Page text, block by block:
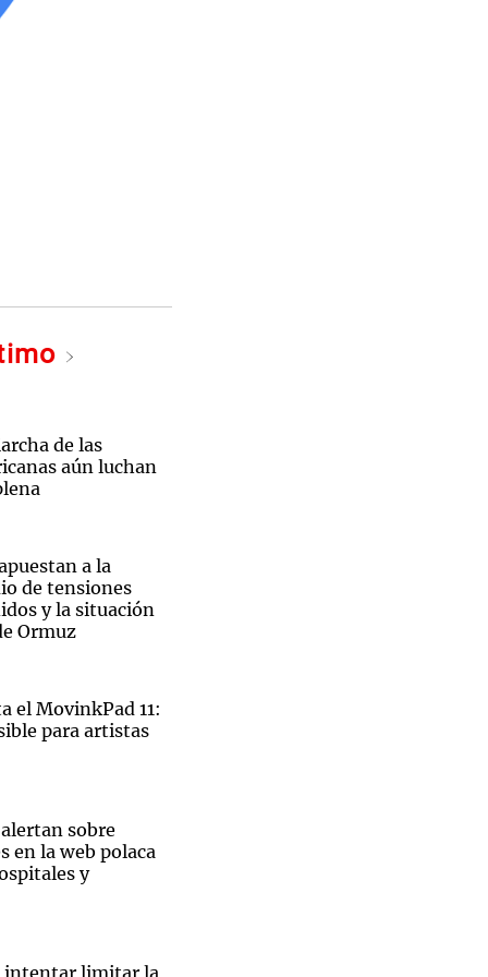
de las
aún luchan
a la
de tensiones
y la situación
Ormuz
el MovinkPad 11:
para artistas
sobre
en la web polaca
y
intentar limitar la